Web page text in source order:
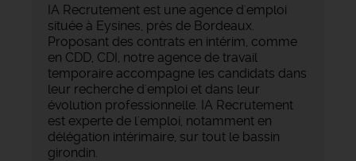
IA Recrutement est une agence d'emploi
située à Eysines, près de Bordeaux.
Proposant des contrats en intérim, comme
en CDD, CDI, notre agence de travail
temporaire accompagne les candidats dans
leur recherche d'emploi et dans leur
évolution professionnelle. IA Recrutement
est experte de l'emploi, notamment en
délégation intérimaire, sur tout le bassin
girondin.